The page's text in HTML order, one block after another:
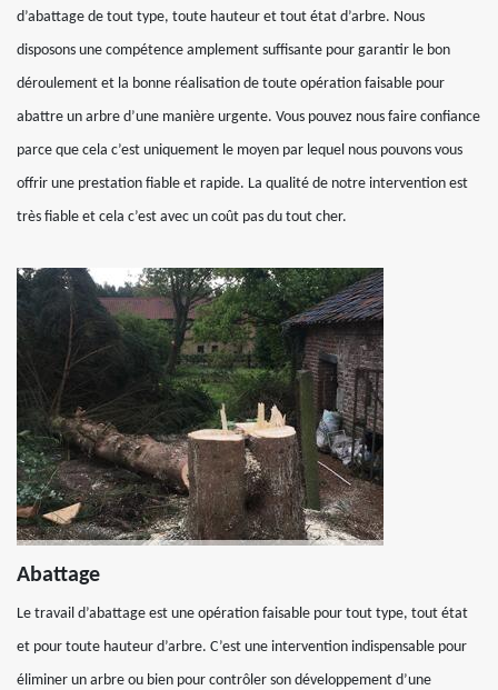
d’abattage de tout type, toute hauteur et tout état d’arbre. Nous
disposons une compétence amplement suffisante pour garantir le bon
déroulement et la bonne réalisation de toute opération faisable pour
abattre un arbre d’une manière urgente. Vous pouvez nous faire confiance
parce que cela c’est uniquement le moyen par lequel nous pouvons vous
offrir une prestation fiable et rapide. La qualité de notre intervention est
très fiable et cela c’est avec un coût pas du tout cher.
Abattage
Le travail d’abattage est une opération faisable pour tout type, tout état
et pour toute hauteur d’arbre. C’est une intervention indispensable pour
éliminer un arbre ou bien pour contrôler son développement d’une